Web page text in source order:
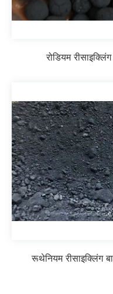
रोडियम
रूथेनियम रीसाइक्लिंग